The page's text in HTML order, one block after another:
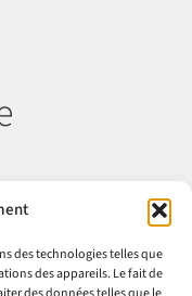
des technologies telles que
des appareils. Le fait de